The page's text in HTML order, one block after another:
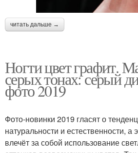
читать дальше →
Ногти цвет графит.
серых тонах: серый
фото 2019
Фото-новинки 2019 гласят о
натуральности и естественности, а
влечёт за собой использование